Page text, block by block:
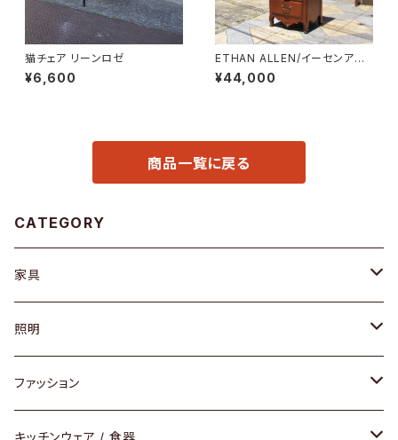
猫チェア リーンロゼ
¥6,600
ETHAN ALLEN/イーセンアー
レン 7段トールチェスト
¥44,000
商品一覧に戻る
CATEGORY
家具
ソファ / ベンチ
チェア / スツール
ダイニングセット / ダイニングテーブル
照明
ペンダントライト
テーブルランプ / デスクスタンド
ファッション
アクセサリー
キッチンウェア / 食器